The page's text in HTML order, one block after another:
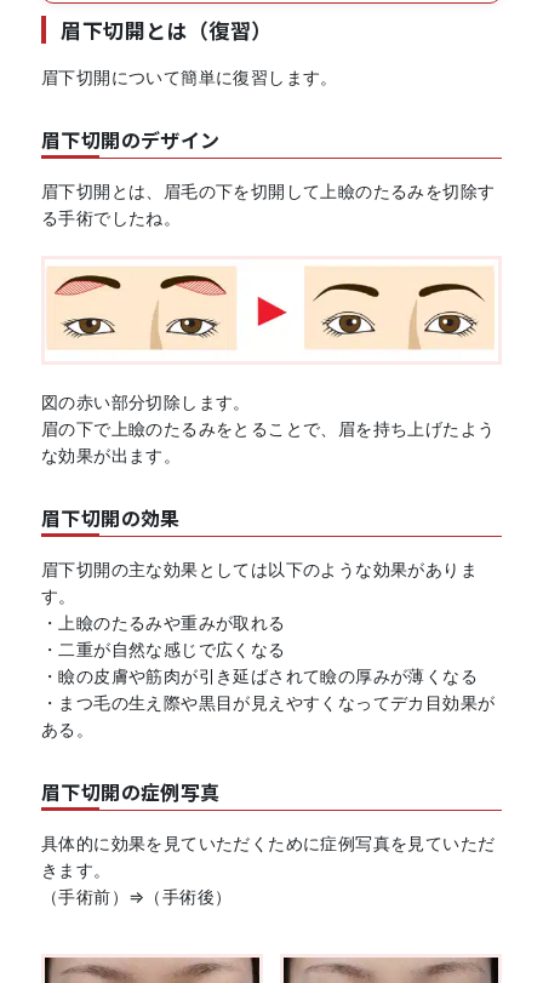
眉下切開とは（復習）
眉下切開について簡単に復習します。
眉下切開のデザイン
眉下切開とは、眉毛の下を切開して上瞼のたるみを切除す
る手術でしたね。
図の赤い部分切除します。
眉の下で上瞼のたるみをとることで、眉を持ち上げたよう
な効果が出ます。
眉下切開の効果
眉下切開の主な効果としては以下のような効果がありま
す。
・上瞼のたるみや重みが取れる
・二重が自然な感じで広くなる
・瞼の皮膚や筋肉が引き延ばされて瞼の厚みが薄くなる
・まつ毛の生え際や黒目が見えやすくなってデカ目効果が
ある。
眉下切開の症例写真
具体的に効果を見ていただくために症例写真を見ていただ
きます。
（手術前）⇒（手術後）